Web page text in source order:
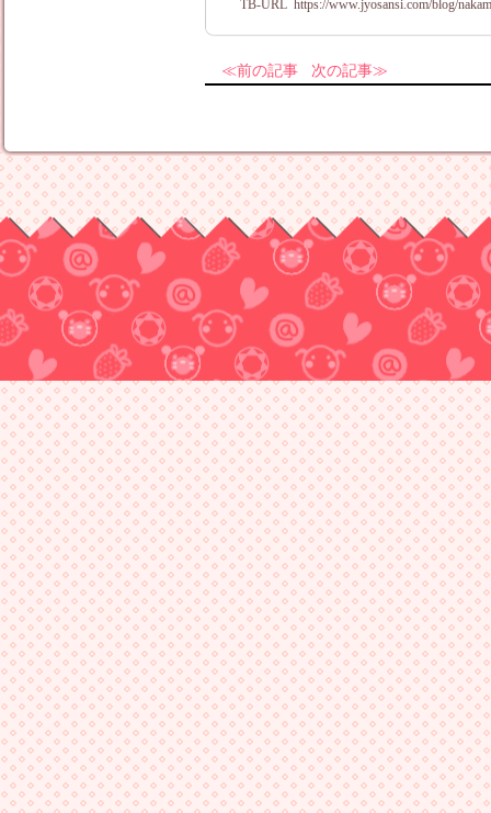
TB-URL https://www.jyosansi.com/blog/
前の記事 次の記事